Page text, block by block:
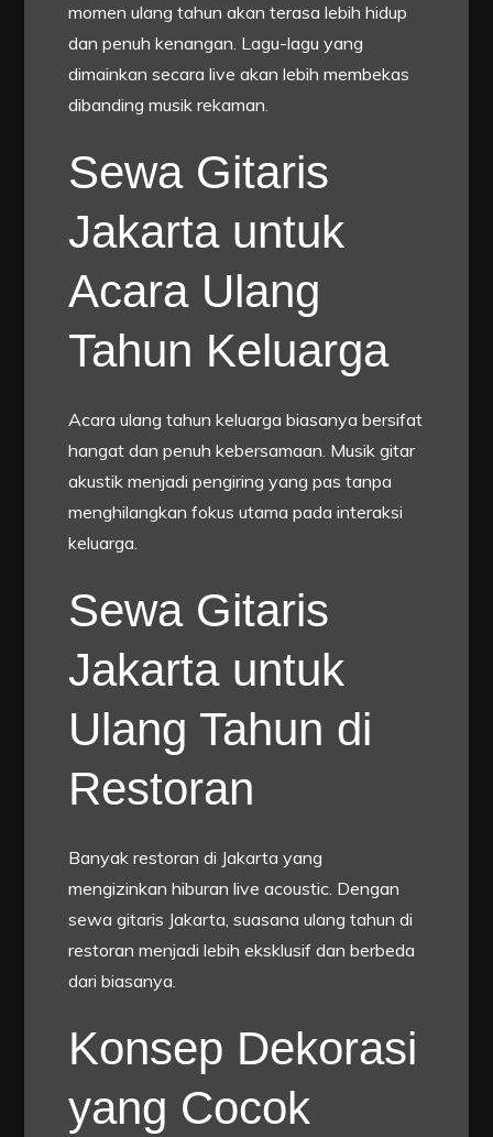
momen ulang tahun akan terasa lebih hidup
dan penuh kenangan. Lagu-lagu yang
dimainkan secara live akan lebih membekas
dibanding musik rekaman.
Sewa Gitaris
Jakarta untuk
Acara Ulang
Tahun Keluarga
Acara ulang tahun keluarga biasanya bersifat
hangat dan penuh kebersamaan. Musik gitar
akustik menjadi pengiring yang pas tanpa
menghilangkan fokus utama pada interaksi
keluarga.
Sewa Gitaris
Jakarta untuk
Ulang Tahun di
Restoran
Banyak restoran di Jakarta yang
mengizinkan hiburan live acoustic. Dengan
sewa gitaris Jakarta, suasana ulang tahun di
restoran menjadi lebih eksklusif dan berbeda
dari biasanya.
Konsep Dekorasi
yang Cocok